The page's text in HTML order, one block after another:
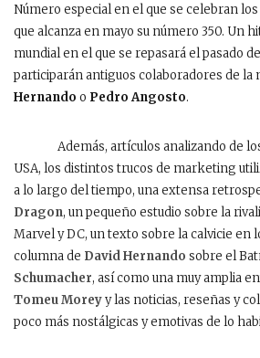
Número especial en el que se celebran
que alcanza en mayo su número 350. Un
mundial en el que se repasará el pasado
participarán antiguos colaboradores de la
Hernando o Pedro Angosto.
Además, artículos analizando de los
USA, los distintos trucos de marketing
a lo largo del tiempo, una extensa
Dragon, un pequeño estudio sobre la
Marvel y DC, un texto sobre la calvicie en
columna de David Hernando sobre el
Schumacher, así como una muy amplia
Tomeu Moreyy las noticias, reseñas y
poco más nostálgicas y emotivas de lo